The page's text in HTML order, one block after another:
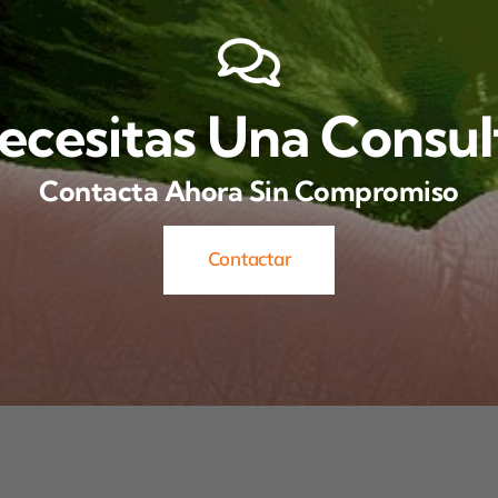
Una
Contacta Ahora Sin Compromiso
Contactar